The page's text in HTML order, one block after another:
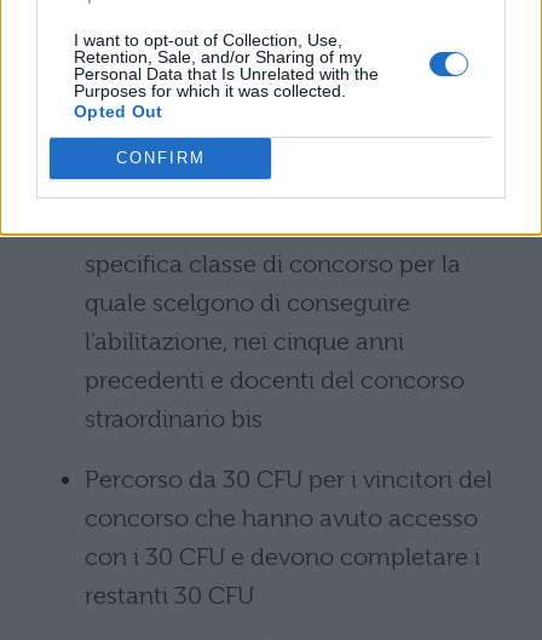
I want to opt-out of Collection, Use,
Retention, Sale, and/or Sharing of my
Personal Data that Is Unrelated with the
Purposes for which it was collected.
Opted Out
CONFIRM
concorso con tre anni di servizio
Percorso da 30CFUper docenti che
hanno svolto servizio presso le
istituzioni scolastiche statali o paritarie
per almeno tre anni, anche non
specifica classe di concorso per la
quale scelgono di conseguire
l’abilitazione, nei cinque anni
precedenti e docenti del concorso
straordinario bis
Percorso da 30 CFU per i vincitori del
concorso che hanno avuto accesso
con i 30 CFU e devono completare i
restanti 30 CFU